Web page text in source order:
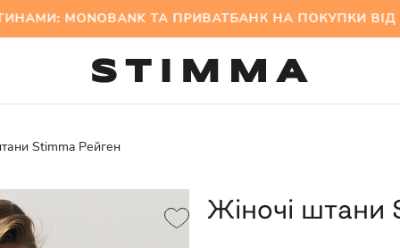
MONOBANK ТА ПРИВАТБАНК НА ПОКУПКИ
Stimma Рейген
Жіночі штани